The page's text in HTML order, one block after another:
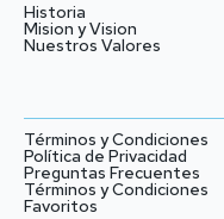
Historia
Mision y Vision
Nuestros Valores
Términos y Condiciones
Política de Privacidad
Preguntas Frecuentes
Términos y Condiciones
Favoritos